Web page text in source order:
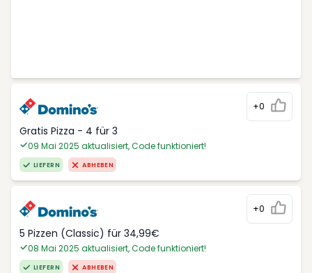
+0
Gratis Pizza - 4 für 3
09 Mai 2025 aktualisiert, Code funktioniert!
LIEFERN ABHEBEN
+0
5 Pizzen (Classic) für 34,99€
08 Mai 2025 aktualisiert, Code funktioniert!
LIEFERN ABHEBEN